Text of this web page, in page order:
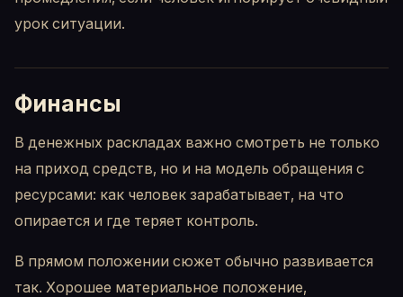
урок ситуации.
Финансы
В денежных раскладах важно смотреть не только
на приход средств, но и на модель обращения с
ресурсами: как человек зарабатывает, на что
опирается и где теряет контроль.
В прямом положении сюжет обычно развивается
так. Хорошее материальное положение,